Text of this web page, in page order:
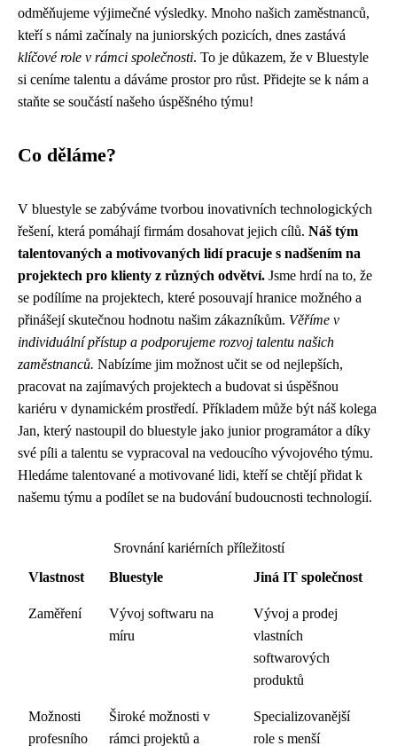
odměňujeme výjimečné výsledky. Mnoho našich zaměstnanců,
kteří s námi začínaly na juniorských pozicích, dnes zastává
klíčové role v rámci společnosti. To je důkazem, že v Bluestyle
si ceníme talentu a dáváme prostor pro růst. Přidejte se k nám a
staňte se součástí našeho úspěšného týmu!
Co děláme?
V bluestyle se zabýváme tvorbou inovativních technologických
řešení, která pomáhají firmám dosahovat jejich cílů. Náš tým
talentovaných a motivovaných lidí pracuje s nadšením na
projektech pro klienty z různých odvětví. Jsme hrdí na to, že
se podílíme na projektech, které posouvají hranice možného a
přinášejí skutečnou hodnotu našim zákazníkům. Věříme v
individuální přístup a podporujeme rozvoj talentu našich
zaměstnanců. Nabízíme jim možnost učit se od nejlepších,
pracovat na zajímavých projektech a budovat si úspěšnou
kariéru v dynamickém prostředí. Příkladem může být náš kolega
Jan, který nastoupil do bluestyle jako junior programátor a díky
své píli a talentu se vypracoval na vedoucího vývojového týmu.
Hledáme talentované a motivované lidi, kteří se chtějí přidat k
našemu týmu a podílet se na budování budoucnosti technologií.
Srovnání kariérních příležitostí
Vlastnost
Bluestyle Jiná IT společnost
Zaměření
Vývoj softwaru na
míru
Vývoj a prodej
vlastních
softwarových
produktů
Možnosti
profesního
Široké možnosti v
rámci projektů a
Specializovanější
role s menší